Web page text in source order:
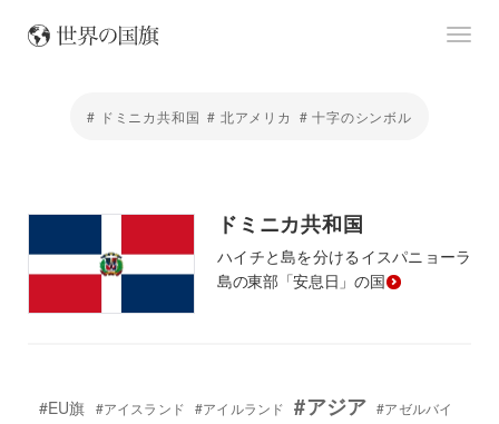
# ドミニカ共和国 # 北アメリカ # 十字のシンボル
ドミニカ共和国
ハイチと島を分けるイスパニョーラ
島の東部「安息日」の国
#EU旗 #アイスランド #アイルランド #アジア #アゼルバイ